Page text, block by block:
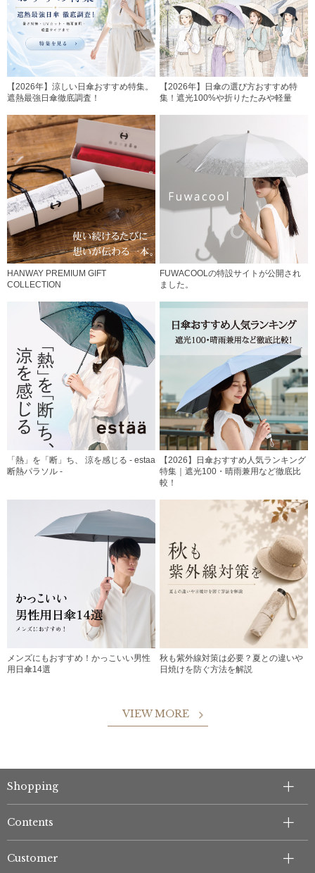
【2026年】涼しい日傘おすすめ特集。
遮熱最強日傘徹底調査！
【2026年】日傘の選び方おすすめ特
集！遮光100%や折りたたみや軽量
HANWAY PREMIUM GIFT
COLLECTION
FUWACOOLの特設サイトが公開され
ました。
「熱」を「断」ち、 涼を感じる - estaa
断熱パラソル -
【2026】日傘おすすめ人気ランキング
特集｜遮光100・晴雨兼用など徹底比
較！
メンズにもおすすめ！かっこいい男性
用日傘14選
秋も紫外線対策は必要？夏との違いや
日焼けを防ぐ方法を解説
VIEW MORE
Shopping
Contents
Customer